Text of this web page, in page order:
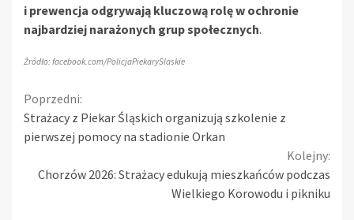
i prewencja odgrywają kluczową rolę w ochronie
najbardziej narażonych grup społecznych.
Źródło: facebook.com/PolicjaPiekarySlaskie
Continue
Reading
Poprzedni:
Strażacy z Piekar Śląskich organizują szkolenie z
pierwszej pomocy na stadionie Orkan
Kolejny:
Chorzów 2026: Strażacy edukują mieszkańców podczas
Wielkiego Korowodu i pikniku